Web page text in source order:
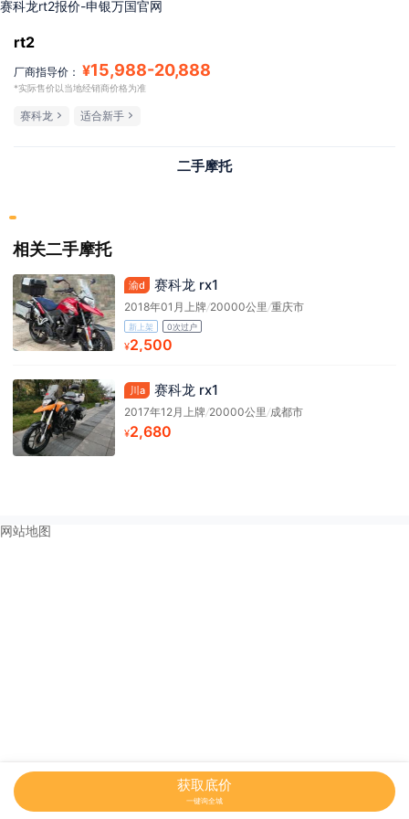
赛科龙rt2报价-申银万国官网
rt2
厂商指导价： ¥15,988-20,888
*实际售价以当地经销商价格为准
赛科龙 适合新手
二手摩托
相关二手摩托
渝d 赛科龙 rx1
2018年01月上牌/20000公里 /重庆市
新上架 0次过户
¥2,500
川a 赛科龙 rx1
2017年12月上牌/20000公里 /成都市
¥2,680
获取底价
一键询全城
网站地图